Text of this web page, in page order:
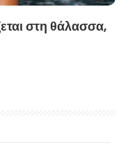
στη θάλασσα,